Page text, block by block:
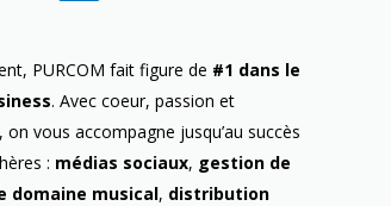
PURCOM fait figure de #1 dans le
. Avec coeur, passion et
vous accompagne jusqu’au succès
: médias sociaux, gestion de
domaine musical, distribution